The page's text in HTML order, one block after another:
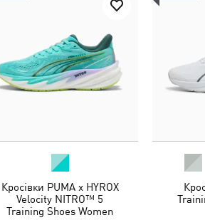
Кросівки PUMA x HYROX
Velocity NITRO™ 5
Training Shoes Women